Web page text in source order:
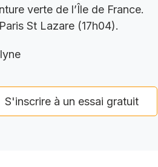
verte de l’Île de France.
St Lazare (17h04).
S'inscrire à un essai gratuit